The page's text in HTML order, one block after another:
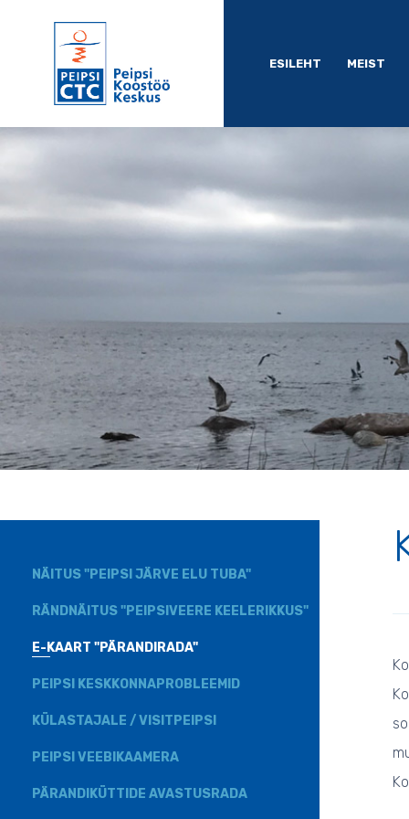
ESILEHT MEIST
NÄITUS "PEIPSI JÄRVE ELU TUBA"
RÄNDNÄITUS "PEIPSIVEERE KEELERIKKUS"
E-KAART "PÄRANDIRADA"
PEIPSI KESKKONNAPROBLEEMID
KÜLASTAJALE / VISITPEIPSI
PEIPSI VEEBIKAAMERA
PÄRANDIKÜTTIDE AVASTUSRADA